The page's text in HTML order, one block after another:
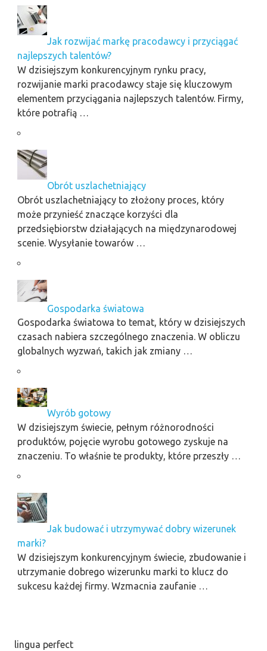
Jak rozwijać markę pracodawcy i przyciągać
najlepszych talentów?
W dzisiejszym konkurencyjnym rynku pracy,
rozwijanie marki pracodawcy staje się kluczowym
elementem przyciągania najlepszych talentów. Firmy,
które potrafią …
Obrót uszlachetniający
Obrót uszlachetniający to złożony proces, który
może przynieść znaczące korzyści dla
przedsiębiorstw działających na międzynarodowej
scenie. Wysyłanie towarów …
Gospodarka światowa
Gospodarka światowa to temat, który w dzisiejszych
czasach nabiera szczególnego znaczenia. W obliczu
globalnych wyzwań, takich jak zmiany …
Wyrób gotowy
W dzisiejszym świecie, pełnym różnorodności
produktów, pojęcie wyrobu gotowego zyskuje na
znaczeniu. To właśnie te produkty, które przeszły …
Jak budować i utrzymywać dobry wizerunek
marki?
W dzisiejszym konkurencyjnym świecie, zbudowanie i
utrzymanie dobrego wizerunku marki to klucz do
sukcesu każdej firmy. Wzmacnia zaufanie …
lingua perfect